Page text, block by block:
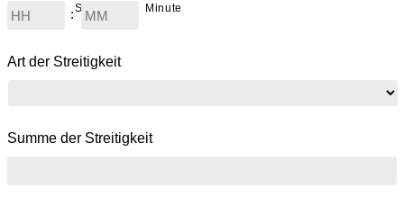
:Stunde Minute
Art der Streitigkeit
Summe der Streitigkeit